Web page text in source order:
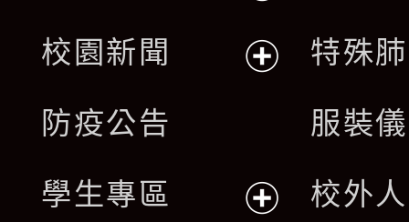
開
單
校園新聞
選
防疫公告
學生專區
特殊
服裝
校外